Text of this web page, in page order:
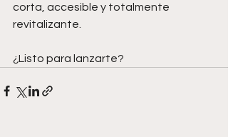
corta, accesible y totalmente
revitalizante.
¿Listo para lanzarte?